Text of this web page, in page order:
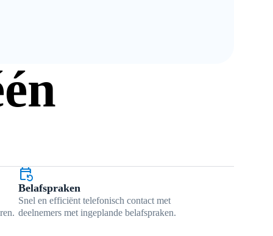
event_repeat
Belafspraken
Snel en efficiënt telefonisch contact met
deelnemers met ingeplande belafspraken.